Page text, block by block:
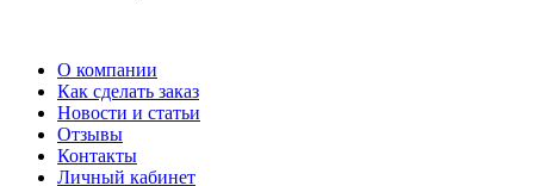
О компании
Как сделать заказ
Новости и статьи
Отзывы
Контакты
Личный кабинет